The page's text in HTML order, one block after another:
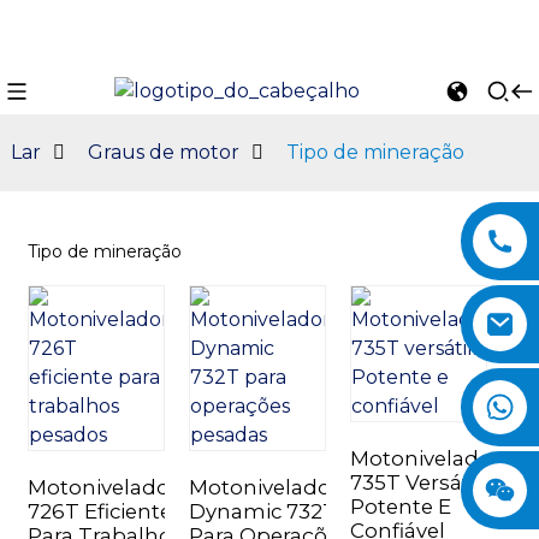
Lar Graus de motor Tipo de mineração
Tipo de mineração
Motoniveladora
726T Eficiente
Motoniveladora
Dynamic 732T
Motoniveladora
735T Versátil:
Potente E
Confiável